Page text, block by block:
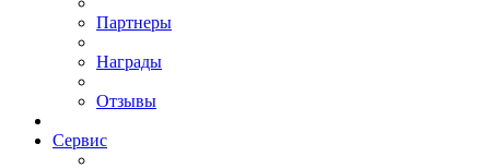
Партнеры
Награды
Отзывы
Сервис